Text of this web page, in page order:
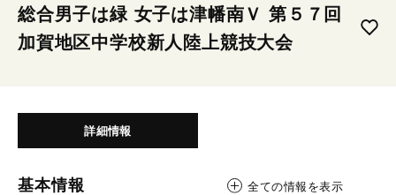
総合男子は緑 女子は津幡南Ｖ 第５７回
加賀地区中学校新人陸上競技大会
詳細情報
基本情報 全ての情報を表示